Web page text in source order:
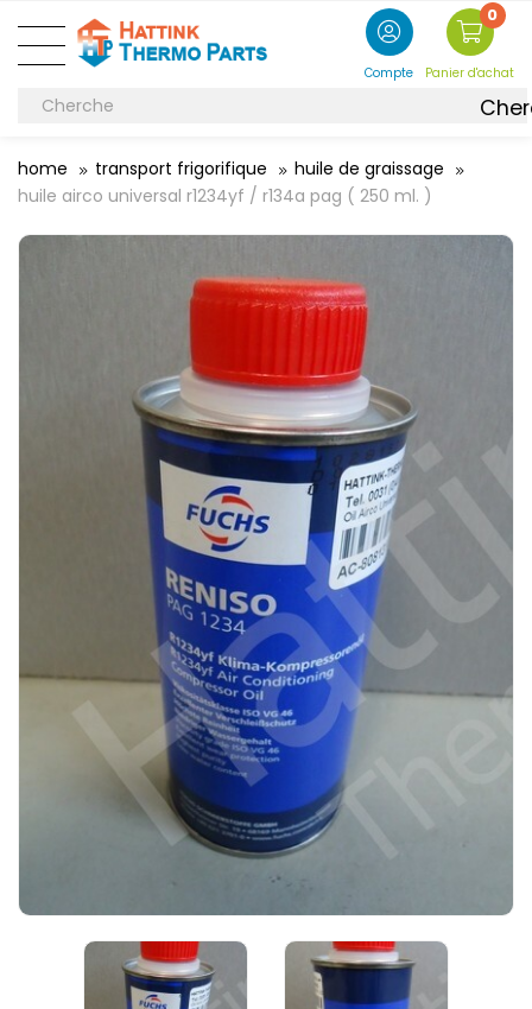
Compte
0
Panier d'achat
home transport frigorifique
huile de graissage
huile airco universal r1234yf / r134a pag ( 250 ml. )